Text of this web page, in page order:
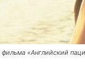
«Английский